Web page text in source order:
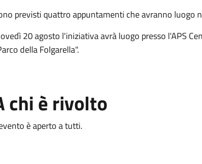
previsti quattro appuntamenti che avranno luogo
20 agosto l'iniziativa avrà luogo presso l'APS
della Folgarella".
chi è rivolto
è aperto a tutti.